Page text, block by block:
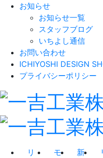
お知らせ
お知らせ一覧
スタッフブログ
いちよし通信
お問い合わせ
ICHIYOSHI DESIGN
プライバシーポリシー
リ
モ
新